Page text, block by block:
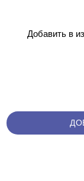
Добавить в